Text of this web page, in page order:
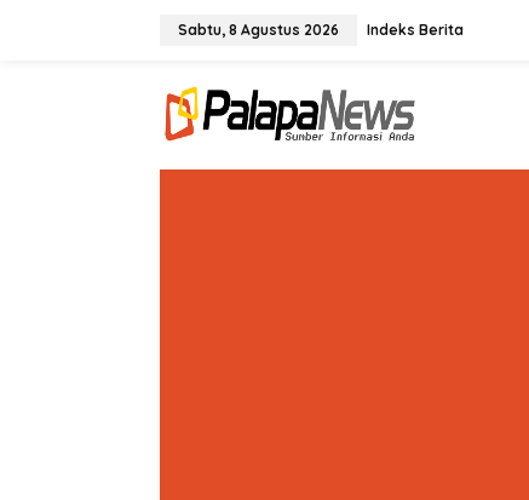
Sabtu, 8 Agustus 2026 Indeks Berita